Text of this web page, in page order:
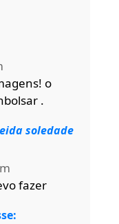
o
.
soledade
fazer